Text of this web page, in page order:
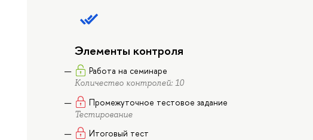
Элементы контроля
Работа на семинаре
Количество контролей: 10
Промежуточное тестовое задание
Тестирование
Итоговый тест